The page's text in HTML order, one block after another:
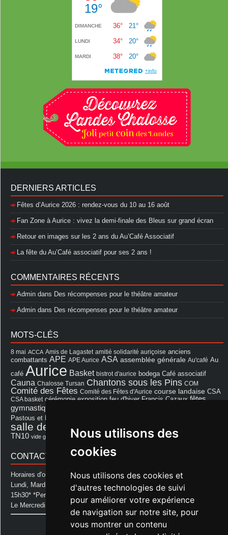
Nous utilisons des
cookies
Nous utilisons des cookies et
d'autres technologies de suivi
pour améliorer votre expérience
de navigation sur notre site, pour
vous montrer un contenu
DERNIERS ARTICLES
Fêtes d’Aurice 2026 : rendez-vous du 10 au 16 août
Fan Zone à Aurice : vivez la demi-finale des Bleus sur grand écran
Retour en images sur les 2 ans du Au’Café Associatif
La fête du Au’Café associatif pour ses 2 ans !
COMMENTAIRES RÉCENTS
Admin dans Des récompenses pour le théâtre amateur
Admin dans Des récompenses pour le théâtre amateur
MOTS-CLÉS
8 mai ACCA Amis de Lagastet amitié solidarité auriçoise anciens
combattants APE APE Aurice ASA assemblée générale Au'café Au
café Aurice Basket bistrot d'aurice bodega Café associatif
Cauna Chalosse Tursan Chantons sous les Pins COM
Comité des Fêtes Comité des Fêtes d'Aurice course landaise CSA
CSA basket cérémonie exposition feu d'hiver Francis Cazaux fêtes
gymnastique volontaire
Pastous et Pastourettes
salle des fêtes salle des fêtes d'aurice Souprosse
TN10 vide grenier Voeux école
CONTACT MAIRIE
Horaires d'ouverture de la Mairie:
Lundi, Mardi, Jeudi et Vendredi : de 08h00 à 11h30 et de 12h30 à
15h30* *Permanence téléphonique jusqu'à 17h00
Le Mercredi : de 08h00 à 11h00
Mairie d'Aurice
14 Avenue des Pastous